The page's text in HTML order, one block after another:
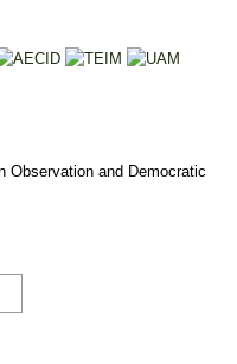
Observation and Democratic